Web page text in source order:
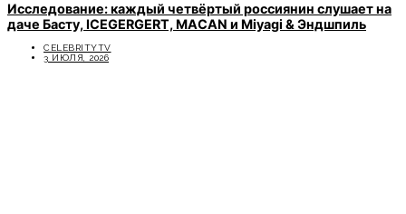
Исследование: каждый четвёртый россиянин слушает на
даче Басту, ICEGERGERT, MACAN и Miyagi & Эндшпиль
CELEBRITYTV
3 ИЮЛЯ, 2026